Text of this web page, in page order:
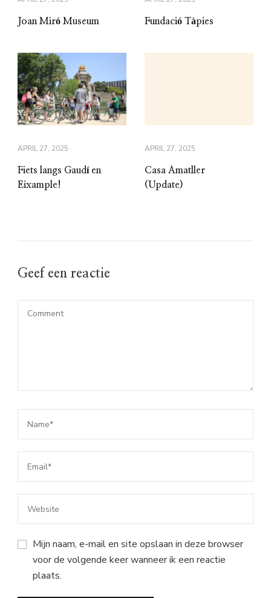
Joan Miró Museum Fundació Tàpies
APRIL 27, 2025
Fiets langs Gaudí en
Eixample!
APRIL 27, 2025
Casa Amatller
(Update)
Geef een reactie
Mijn naam, e-mail en site opslaan in deze browser
voor de volgende keer wanneer ik een reactie
plaats.